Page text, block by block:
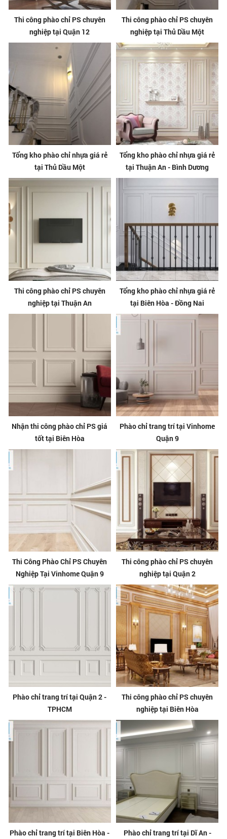
Thi công phào chỉ PS chuyên
nghiệp tại Quận 12
Thi công phào chỉ PS chuyên
nghiệp tại Thủ Dầu Một
Tổng kho phào chỉ nhựa giá rẻ
tại Thủ Dầu Một
Tổng kho phào chỉ nhựa giá rẻ
tại Thuận An - Bình Dương
Thi công phào chỉ PS chuyên
nghiệp tại Thuận An
Tổng kho phào chỉ nhựa giá rẻ
tại Biên Hòa - Đồng Nai
Nhận thi công phào chỉ PS giá
tốt tại Biên Hòa
Phào chỉ trang trí tại Vinhome
Quận 9
Thi Công Phào Chỉ PS Chuyên
Nghiệp Tại Vinhome Quận 9
Thi công phào chỉ PS chuyên
nghiệp tại Quận 2
Phào chỉ trang trí tại Quận 2 -
TPHCM
Thi công phào chỉ PS chuyên
nghiệp tại Biên Hòa
Phào chỉ trang trí tại Biên Hòa -
Phào chỉ trang trí tại Dĩ An -